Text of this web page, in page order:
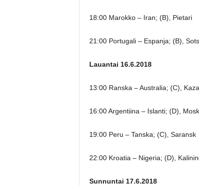
18:00 Marokko – Iran; (B), Pietari
21:00 Portugali – Espanja; (B),
Lauantai 16.6.2018
13:00 Ranska – Australia; (C),
16:00 Argentiina – Islanti; (D),
19:00 Peru – Tanska; (C), Saransk
22:00 Kroatia – Nigeria; (D),
Sunnuntai 17.6.2018